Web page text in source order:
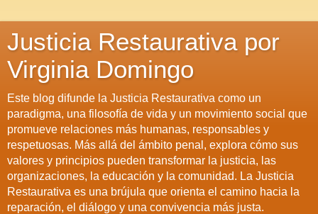
Justicia Restaurativa por
Virginia Domingo
Este blog difunde la Justicia Restaurativa como un
paradigma, una filosofía de vida y un movimiento social que
promueve relaciones más humanas, responsables y
respetuosas. Más allá del ámbito penal, explora cómo sus
valores y principios pueden transformar la justicia, las
organizaciones, la educación y la comunidad. La Justicia
Restaurativa es una brújula que orienta el camino hacia la
reparación, el diálogo y una convivencia más justa.